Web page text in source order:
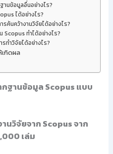
านข้อมูลอื่นอย่างไร?
ได้อย่างไร?
ค้นคว้างานวิจัยได้อย่างไร?
Scopus ทำได้อย่างไร?
รทำวิจัยได้อย่างไร?
เกิดผล
ฐานข้อมูล Scopus แบบ
นวิจัยจาก Scopus จาก
เล่ม